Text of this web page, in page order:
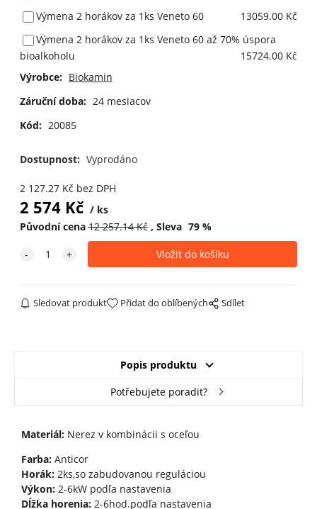
Výmena 2 horákov za 1ks Veneto 60
13059.00 Kč
Výmena 2 horákov za 1ks Veneto 60 až 70% úspora
bioalkoholu
15724.00 Kč
Výrobce: Biokamin
Záruční doba: 24 mesiacov
Kód: 20085
Dostupnost: Vyprodáno
2 127.27Kč bez DPH
2 574Kč
ks
Původní cena 12 257.14Kč Sleva 79%
Sledovat produkt Přidat do oblíbených Sdílet
Popis produktu
Potřebujete poradit?
Materiál:Nerez v kombinácii s oceľou
Farba: Anticor
Horák:2ks,so zabudovanou reguláciou
Výkon:2-6kW podľa nastavenia
Dĺžka horenia: 2-6hod.podľa nastavenia